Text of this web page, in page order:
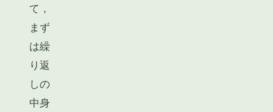
て，
まず
は繰
り返
しの
中身